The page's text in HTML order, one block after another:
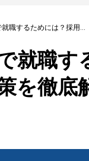
【ホーチキ】新卒で就職するためには？採用フローや選考対策を徹底解説！
就職
を徹底